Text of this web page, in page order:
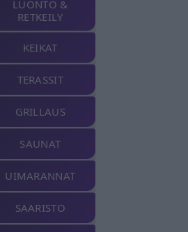
LUONTO &
RETKEILY
KEIKAT
TERASSIT
GRILLAUS
SAUNAT
UIMARANNAT
SAARISTO